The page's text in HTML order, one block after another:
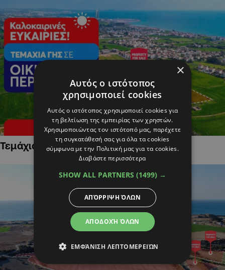
Τεμάχια Γης σε Οικιστικές Περιοχές
×
Αυτός ο ιστότοπος
χρησιμοποιεί cookies
Αυτός ο ιστότοπος χρησιμοποιεί cookies για
τη βελτίωση της εμπειρίας των χρηστών.
Χρησιμοποιώντας τον ιστότοπό μας, παρέχετε
τη συγκατάθεσή σας για όλα τα cookies
σύμφωνα με την Πολιτική μας για τα cookies.
Διαβάστε περισσότερα
SHOW ALL PARTNERS (1499) →
ΑΠΟΔΟΧΉ ΌΛΩΝ
ΑΠΌΡΡΙΨΗ ΌΛΩΝ
ΕΜΦΆΝΙΣΗ ΛΕΠΤΟΜΕΡΕΙΏΝ